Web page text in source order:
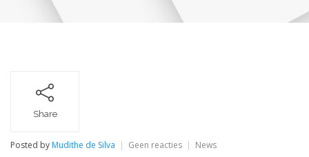
Share
Posted by Mudithe de Silva Geen reactiesop News